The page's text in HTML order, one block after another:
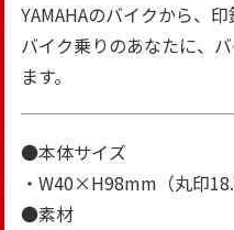
YAMAHAのバイクから、
バイク乗りのあなたに、
ます。
●本体サイズ
・W40×H98mm（丸印
●素材